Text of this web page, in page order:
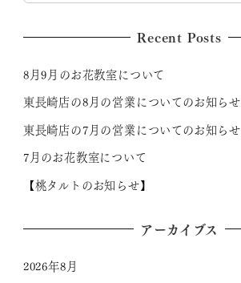
Recent Posts
8月9月のお花教室について
東長崎店の8月の営業についてのお知らせ
東長崎店の7月の営業についてのお知らせ
7月のお花教室について
【桃タルトのお知らせ】
アーカイブス
2026年8月